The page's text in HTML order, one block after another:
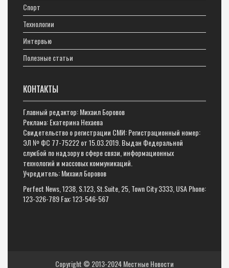
Спорт
Технологии
Интервью
Полезные статьи
КОНТАКТЫ
Главный редактор: Михаил Боровов
Реклама: Екатерина Нехаева
Свидетельство о регистрации СМИ: Регистрационный номер:
ЭЛ № ФС 77-75222 от 15.03.2019. Выдан Федеральной
службой по надзору в сфере связи, информационных
технологий и массовых коммуникаций.
Учредитель: Михаил Боровов
Perfect News, 1238, S.123, St.Suite, 25, Town City 3333, USA Phone:
123-326-789 Fax: 123-546-567
Copyright © 2013-2024Местные Новости